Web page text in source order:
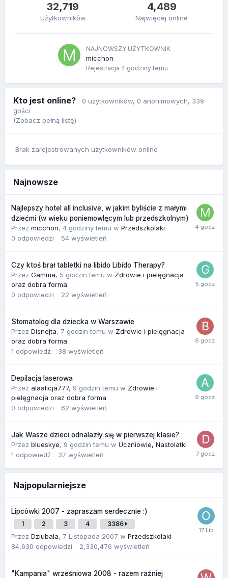
32,719
Użytkowników
4,489
Najwięcej online
NAJNOWSZY UŻYTKOWNIK
micchon
Rejestracja 4 godziny temu
Kto jest online? 0 użytkowników, 0 anonimowych, 339
gości
(Zobacz pełną listę)
Brak zarejestrowanych użytkowników online
Najnowsze
Najlepszy hotel all inclusive, w jakim byliście z małymi
dziećmi (w wieku poniemowlęcym lub przedszkolnym)
Przez micchon, 4 godziny temu w Przedszkolaki
0 odpowiedzi 54 wyświetleń
Czy ktoś brał tabletki na libido Libido Therapy?
Przez Gamma, 5 godzin temu w Zdrowie i pielęgnacja
oraz dobra forma
0 odpowiedzi 22 wyświetleń
Stomatolog dla dziecka w Warszawie
Przez Disnejta, 7 godzin temu w Zdrowie i pielęgnacja
oraz dobra forma
1 odpowiedź 38 wyświetleń
Depilacja laserowa
Przez alaalicja777, 9 godzin temu w Zdrowie i
pielęgnacja oraz dobra forma
0 odpowiedzi 62 wyświetleń
Jak Wasze dzieci odnalazły się w pierwszej klasie?
Przez blueskye, 9 godzin temu w Uczniowie, Nastolatki
1 odpowiedź 37 wyświetleń
Najpopularniejsze
Lipcówki 2007 - zapraszam serdecznie :)
1 2 3 4 3386
Przez Dziubala, 7 Listopada 2007 w Przedszkolaki
84,630 odpowiedzi 2,330,476 wyświetleń
"Kampania" wrześniowa 2008 - razem raźniej